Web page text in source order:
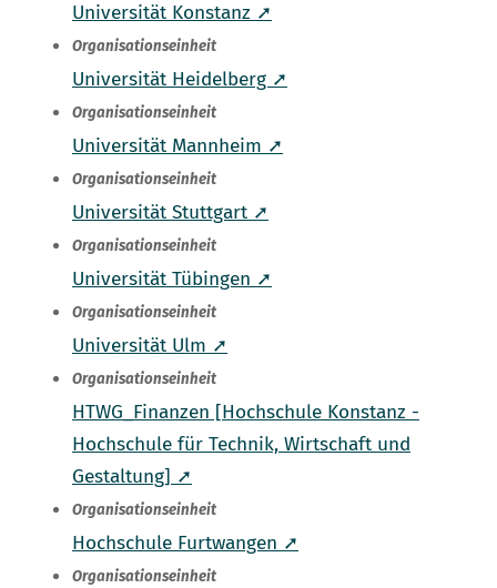
Universität Konstanz ➚
Organisationseinheit
Universität Heidelberg ➚
Organisationseinheit
Universität Mannheim ➚
Organisationseinheit
Universität Stuttgart ➚
Organisationseinheit
Universität Tübingen ➚
Organisationseinheit
Universität Ulm ➚
Organisationseinheit
HTWG_Finanzen [Hochschule Konstanz -
Hochschule für Technik, Wirtschaft und
Gestaltung] ➚
Organisationseinheit
Hochschule Furtwangen ➚
Organisationseinheit